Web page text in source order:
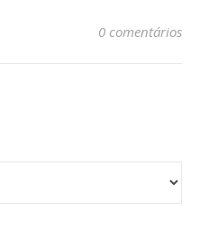
0 comentários